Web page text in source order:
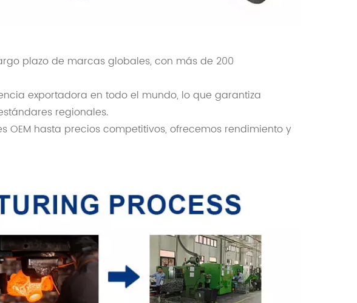
plazo de marcas globales, con más de 200
exportadora en todo el mundo, lo que garantiza
regionales.
OEM hasta precios competitivos, ofrecemos rendimiento y